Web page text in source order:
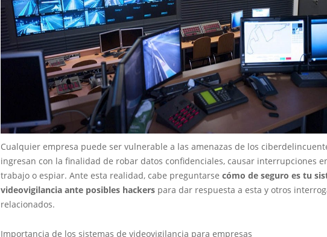
Cualquier empresa puede ser vulnerable a las amenazas de los
ingresan con la finalidad de robar datos confidenciales, causar interrupciones
trabajo o espiar. Ante esta realidad, cabe preguntarse cómo de seguro es tu
videovigilancia ante posibles hackers para dar respuesta a esta y otros
relacionados.
Importancia de los sistemas de videovigilancia para empresas